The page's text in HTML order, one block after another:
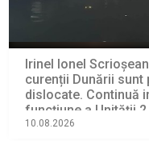
Irinel Ionel
curenții Dunării sunt
dislocate. Continuă
funcțiune a Unității
10.08.2026